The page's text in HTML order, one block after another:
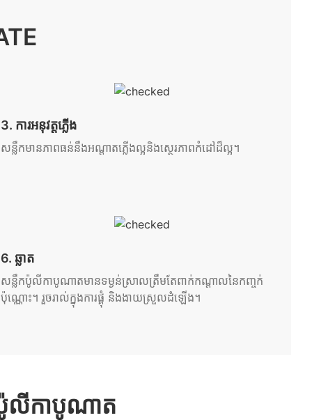
3. ការអនុវត្តភ្លើង
សន្លឹកមានភាពធន់នឹងអណ្តាតភ្លើងល្អនិងស្ថេរភាពកំដៅដ៏ល្អ។
6. ឆ្លាត
សន្លឹកប៉ូលីកាបូណាតមានទម្ងន់ស្រាលត្រឹមតែពាក់កណ្តាលនៃកញ្ចក់
ប៉ុណ្ណោះ។ រួចរាល់ក្នុងការផ្គុំ និងងាយស្រួលដំឡើង។
ប៉ូលីកាបូណាត